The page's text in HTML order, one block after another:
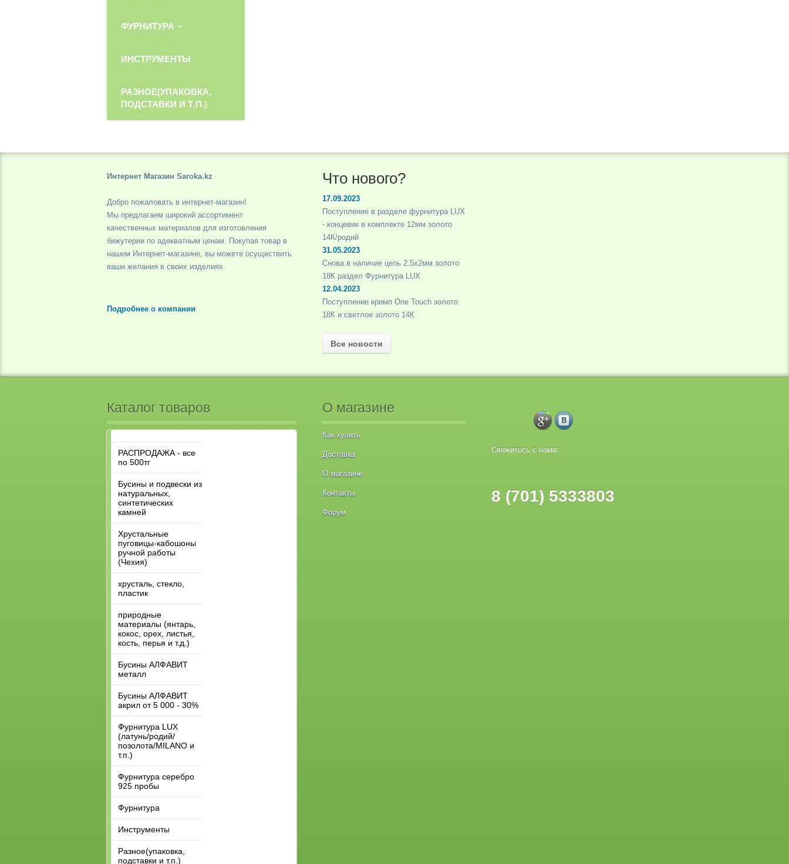
ФУРНИТУРА
ИНСТРУМЕНТЫ
РАЗНОЕ(УПАКОВКА,
ПОДСТАВКИ И Т.П.)
Интернет Магазин Saroka.kz
Добро пожаловать в интернет-магазин!
Мы предлагаем широкий ассортимент
качественных материалов для изготовления
бижутерии по адекватным ценам. Покупая товар в
нашем Интернет-магазине, вы можете осуществить
ваши желания в своих изделиях.
Подробнее о компании
Что нового?
17.09.2023
Поступление в разделе фурнитура LUX
- концевик в комплекте 12мм золото
14К/родий
31.05.2023
Снова в наличие цепь 2.5х2мм золото
18К раздел Фурнитура LUX
12.04.2023
Поступление кримп One Touch золото
18К и светлое золото 14К
Все новости
Каталог товаров
РАСПРОДАЖА - все
по 500тг
Бусины и подвески из
натуральных,
синтетических
камней
Хрустальные
пуговицы-кабошоны
ручной работы
(Чехия)
хрусталь, стекло,
пластик
природные
материалы (янтарь,
кокос, орех, листья,
кость, перья и т.д.)
Бусины АЛФАВИТ
металл
Бусины АЛФАВИТ
акрил от 5 000 - 30%
Фурнитура LUX
(латунь/родий/
позолота/MILANO и
т.п.)
Фурнитура серебро
925 пробы
Фурнитура
Инструменты
Разное(упаковка,
подставки и т.п.)
О магазине
Как купить
Доставка
О магазине
Контакты
Форум
Свяжитесь с нами:
8 (701) 5333803